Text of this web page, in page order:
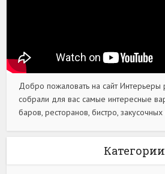
Добро пожаловать на сайт
собрали для вас самые интересные
баров, ресторанов, бистро,
Категории